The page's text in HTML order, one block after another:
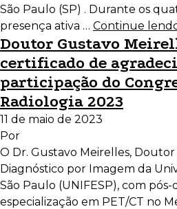
São Paulo (SP) . Durante os
presença ativa … Continue
Doutor Gustavo
certificado de
participação do
Radiologia 2023
11 de maio de 2023
Por
O Dr. Gustavo Meirelles,
Diagnóstico por Imagem da
São Paulo (UNIFESP), com
especialização em PET/CT no